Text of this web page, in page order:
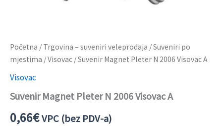
Početna / Trgovina – suveniri veleprodaja /Suveniri po
mjestima /Visovac / Suvenir Magnet Pleter N 2006 Visovac A
Visovac
Suvenir Magnet Pleter N 2006 Visovac A
0,66€VPC (bez PDV-a)